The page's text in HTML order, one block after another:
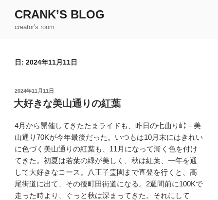
CRANK’S BLOG
creator's room
日: 2024年11月11日
投
稿
日:
2024年11月11日
大好きな美山通りの紅葉
4月から開催してきたたまライドも、昨日の七曲り峠＋美
山通り70Kが今年最後だった。いつもは10月末にはきれい
に色づく美山通りの紅葉も、11月になって漸く色を付け
てきた。初夏は若葉の緑が美しく、秋は紅葉、一年を通
して大好きなコース。八王子霊園まで直登を行くと、高
尾街道に出て、その後町田街道になる。2週間前に100Kで
走った時より、ぐっと秋は深まってきた。それにして